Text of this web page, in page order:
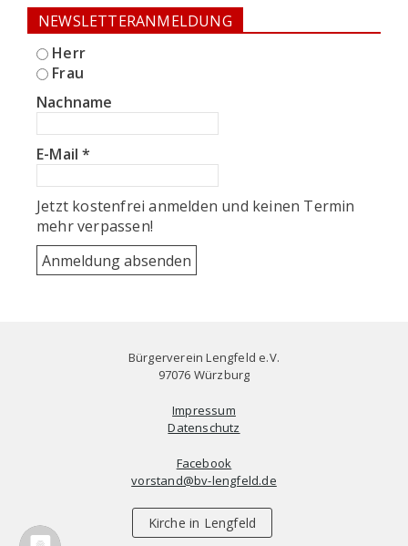
NEWSLETTERANMELDUNG
Herr
Frau
Nachname
E-Mail*
Jetzt kostenfrei anmelden und keinen Termin
mehr verpassen!
Bürgerverein Lengfeld e.V.
97076 Würzburg
Impressum
Datenschutz
Facebook
vorstand@bv-lengfeld.de
Kirche in Lengfeld